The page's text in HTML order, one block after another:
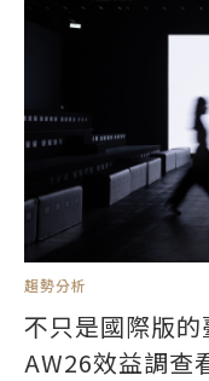
趨勢分析
不只是國際版
AW26效益調查